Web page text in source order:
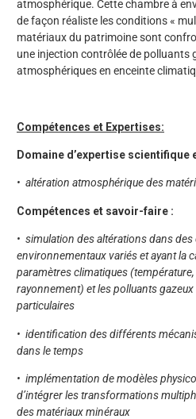
atmosphérique. Cette chambre à
de façon réaliste les conditions «
matériaux du patrimoine sont
une injection contrôlée de polluants
atmosphériques en enceinte
Compétences et Expertises:
Domaine d’expertise scientifique
• altération atmosphérique des
Compétences et savoir-faire :
• simulation des altérations dans
environnementaux variés et ayant la
paramètres climatiques
rayonnement) et les polluants gazeux
particulaires
• identification des différents
dans le temps
• implémentation de modèles
d’intégrer les transformations
des matériaux minéraux